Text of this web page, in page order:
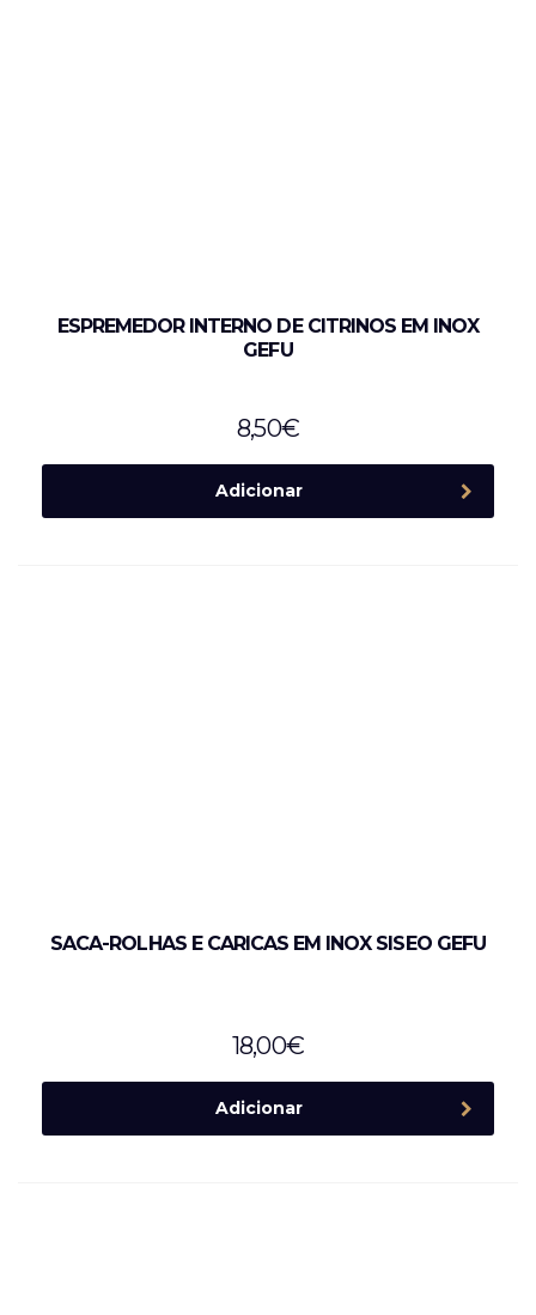
ESPREMEDOR INTERNO DE CITRINOS EM INOX
GEFU
8,50€
Adicionar
SACA-ROLHAS E CARICAS EM INOX SISEO GEFU
18,00€
Adicionar